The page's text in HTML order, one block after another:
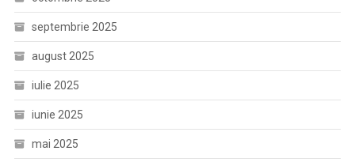
septembrie 2025
august 2025
iulie 2025
iunie 2025
mai 2025